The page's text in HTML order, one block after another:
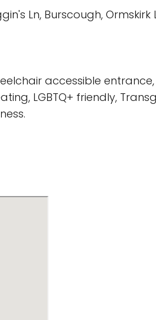
Ln, Burscough,
accessible
LGBTQ+ friendly,